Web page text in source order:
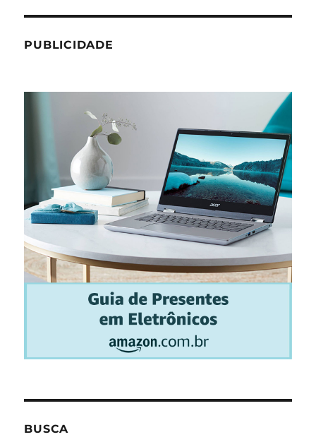
PUBLICIDADE
BUSCA